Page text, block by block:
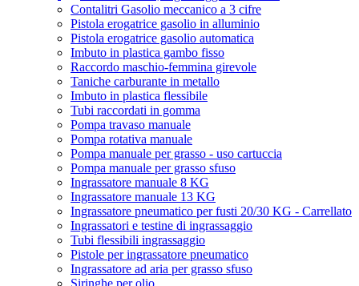
Contalitri Gasolio meccanico a 3 cifre
Pistola erogatrice gasolio in alluminio
Pistola erogatrice gasolio automatica
Imbuto in plastica gambo fisso
Raccordo maschio-femmina girevole
Taniche carburante in metallo
Imbuto in plastica flessibile
Tubi raccordati in gomma
Pompa travaso manuale
Pompa rotativa manuale
Pompa manuale per grasso - uso cartuccia
Pompa manuale per grasso sfuso
Ingrassatore manuale 8 KG
Ingrassatore manuale 13 KG
Ingrassatore pneumatico per fusti 20/30 KG - Carrellato
Ingrassatori e testine di ingrassaggio
Tubi flessibili ingrassaggio
Pistole per ingrassatore pneumatico
Ingrassatore ad aria per grasso sfuso
Siringhe per olio